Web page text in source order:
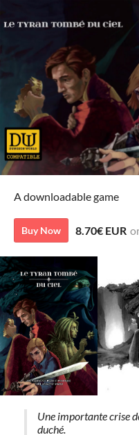
A downloadable game
Buy Now 8.70€ EUR
Une importante crise
duché.